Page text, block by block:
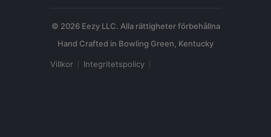
© 2026 Eezy LLC. Alla rättigheter förbehållna
Villkor Integritetspolicy